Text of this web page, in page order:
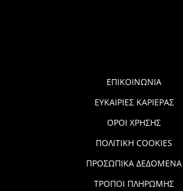
ΕΠΙΚΟΙΝΩΝΙΑ
ΕΥΚΑΙΡΙΕΣ ΚΑΡΙΕΡΑΣ
ΟΡΟΙ ΧΡΗΣΗΣ
ΠΟΛΙΤΙΚΗ COOKIES
ΠΡΟΣΩΠΙΚΑ ΔΕΔΟΜΕΝΑ
ΤΡΟΠΟΙ ΠΛΗΡΩΜΗΣ